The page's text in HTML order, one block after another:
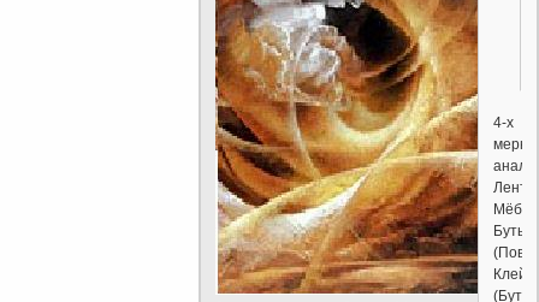
4-х
аналог
Ленты